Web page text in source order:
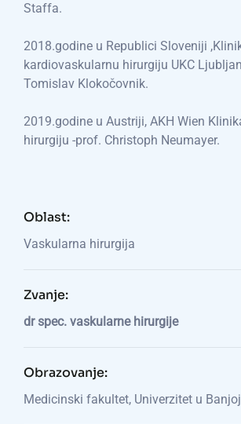
Staffa.
2018.godine u Republici Sloveniji
kardiovaskularnu hirurgiju UKC
Tomislav Klokočovnik.
2019.godine u Austriji, AKH Wien
hirurgiju -prof. Christoph Neumayer.
Oblast:
Vaskularna hirurgija
Zvanje:
dr spec. vaskularne hirurgije
Obrazovanje:
Medicinski fakultet, Univerzitet u